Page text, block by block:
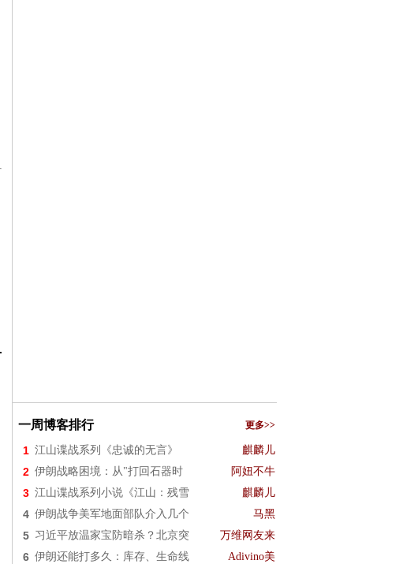
一周博客排行 更多>>
1 江山谍战系列《忠诚的无言》 麒麟儿
2 伊朗战略困境：从"打回石器时 阿妞不牛
3 江山谍战系列小说《江山：残雪 麒麟儿
4 伊朗战争美军地面部队介入几个 马黑
5 习近平放温家宝防暗杀？北京突 万维网友来
6 伊朗还能打多久：库存、生命线 Adivino美